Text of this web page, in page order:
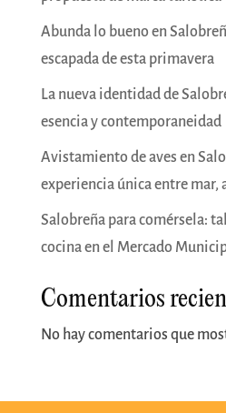
Abunda lo bueno en
escapada de esta primavera
La nueva identidad de
esencia y contemporaneidad
Avistamiento de aves en
experiencia única entre mar,
Salobreña para comérsela:
cocina en el Mercado
Comentarios
No hay comentarios que